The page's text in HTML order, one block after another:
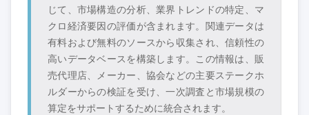
じて、市場構造の分析、業界トレンドの特定、マ
クロ経済要因の評価が含まれます。関連データは
有料および無料のソースから収集され、信頼性の
高いデータベースを構築します。この情報は、販
売代理店、メーカー、協会などの主要ステークホ
ルダーからの検証を受け、一次調査と市場規模の
算定をサポートするために統合されます。